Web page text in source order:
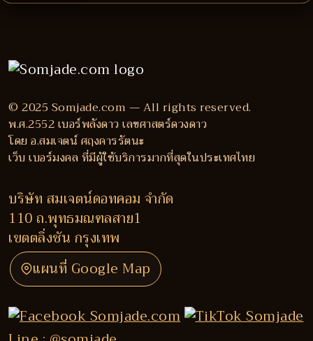
© 2025 Somjade.com — All rights reserved.
พ.ศ.2552 เบอร์พลังดาว เลขศาสตร์ดวงดาว
โดย อ.สมเจตน์ ศฤงคารรัตนะ
เว็บ เบอร์มงคล ที่มีผู้ใช้บริการมากที่สุดในประเทศไทย
บริษัท สมเจตน์ดอทคอม จำกัด
110 ถ.พุทธมณฑลสาย1
เขตตลิ่งชัน กรุงเทพ
แผนที่ Google Map